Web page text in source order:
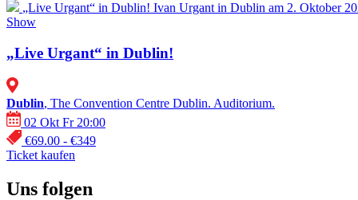
„Live Urgant“ in Dublin! Ivan Urgant in Dublin am 2. Oktober
Show
„Live Urgant“ in Dublin!
Dublin, The Convention Centre Dublin. Auditorium.
02 Okt Fr 20:00
€69.00 - €349
Ticket kaufen
Uns folgen